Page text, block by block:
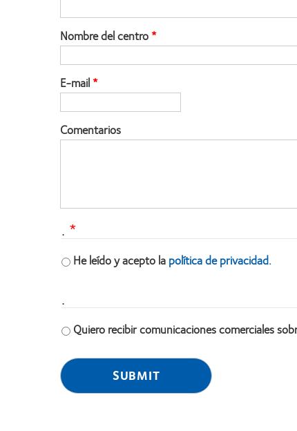
Nombre del centro
E-mail
Comentarios
.
He leído y acepto lapolítica de privacidad.
.
Quiero recibir comunicaciones comerciales